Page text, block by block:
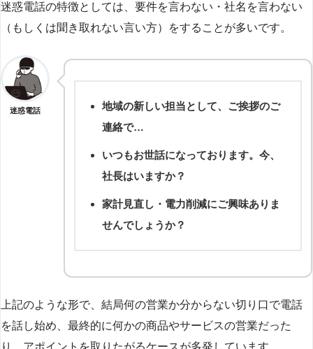
迷惑電話の特徴としては、要件を言わない・社名を言わない
（もしくは聞き取れない言い方）をすることが多いです。
迷惑電話
地域の新しい担当として、ご挨拶のご
連絡で…
いつもお世話になっております。今、
社長はいますか？
家計見直し・電力削減にご興味ありま
せんでしょうか？
上記のような形で、結局何の営業か分からない切り口で電話
を話し始め、最終的に何かの商品やサービスの営業だった
り、アポイントを取りたがるケースが多発しています。